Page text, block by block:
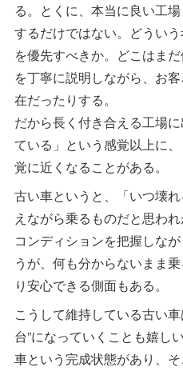
る。とくに、本当に良い工
するだけではない。どうい
を優先すべきか。どこはま
を丁寧に説明しながら、お
在だったりする。
だから長く付き合える工場
ている」という感覚以上に
覚に近くなることがある。
古い車というと、「いつ壊
えながら乗るものだと思わ
コンディションを把握しな
うが、何も分からないまま
り安心できる側面もある。
こうして維持している古い
台”になっていくことも嬉し
車という完成状態があり、